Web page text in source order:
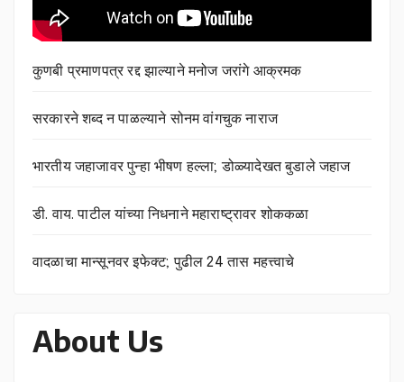
कुणबी प्रमाणपत्र रद्द झाल्याने मनोज जरांगे आक्रमक
सरकारने शब्द न पाळल्याने सोनम वांगचुक नाराज
भारतीय जहाजावर पुन्हा भीषण हल्ला; डोळ्यादेखत बुडाले जहाज
डी. वाय. पाटील यांच्या निधनाने महाराष्ट्रावर शोककळा
वादळाचा मान्सूनवर इफेक्ट; पुढील 24 तास महत्त्वाचे
About Us